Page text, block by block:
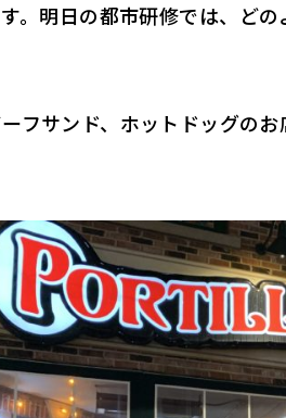
。明日の都市研修では、ど
フサンド、ホットドッグの